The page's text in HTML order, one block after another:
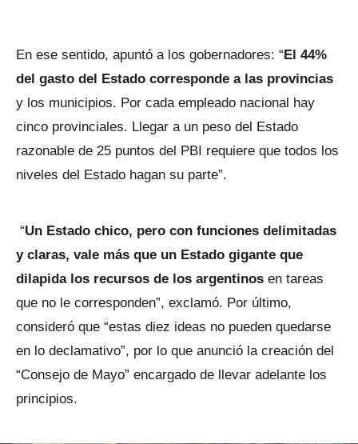
En ese sentido, apuntó a los gobernadores: “El 44%
del gasto del Estado corresponde a las provincias
y los municipios. Por cada empleado nacional hay
cinco provinciales. Llegar a un peso del Estado
razonable de 25 puntos del PBI requiere que todos los
niveles del Estado hagan su parte”.
“Un Estado chico, pero con funciones delimitadas
y claras, vale más que un Estado gigante que
dilapida los recursos de los argentinos en tareas
que no le corresponden”, exclamó. Por último,
consideró que “estas diez ideas no pueden quedarse
en lo declamativo”, por lo que anunció la creación del
“Consejo de Mayo” encargado de llevar adelante los
principios.